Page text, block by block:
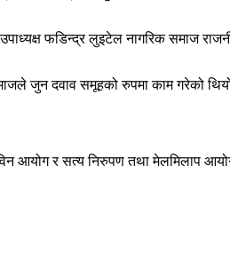
उपाध्यक्ष फडिन्द्र लुइटेल नागरिक समाज
जुन दवाव समूहको रुपमा काम गरेको थियो
आयोग र सत्य निरुपण तथा मेलमिलाप